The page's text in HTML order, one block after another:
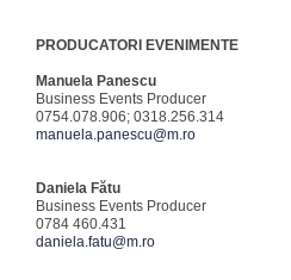
PRODUCATORI EVENIMENTE
Manuela Panescu
Business Events Producer
0754.078.906; 0318.256.314
manuela.panescu@m.ro
Daniela Fătu
Business Events Producer
0784 460.431
daniela.fatu@m.ro